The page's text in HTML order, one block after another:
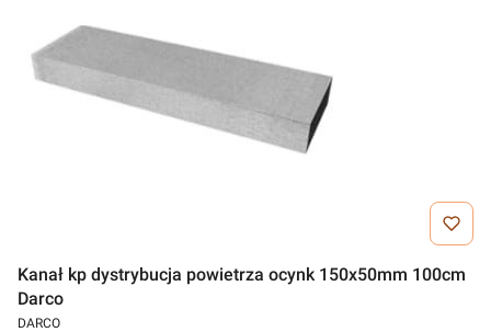
Kanał kp dystrybucja powietrza ocynk 150x50mm 100cm
Darco
DARCO